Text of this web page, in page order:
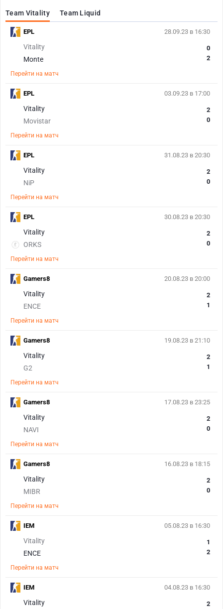
Team Vitality Team Liquid
28.09.23 в 16:30
Vitality
Monte
0
2
Перейти на матч
EPL
03.09.23 в 17:00
Vitality
Movistar
2
0
Перейти на матч
EPL
31.08.23 в 20:30
Vitality
NiP
2
0
Перейти на матч
EPL
30.08.23 в 20:30
Vitality
ORKS
2
0
Перейти на матч
EPL
20.08.23 в 20:00
Vitality
ENCE
2
1
Перейти на матч
Gamers8
19.08.23 в 21:10
Vitality
G2
2
1
Перейти на матч
Gamers8
17.08.23 в 23:25
Vitality
NAVI
2
0
Перейти на матч
Gamers8
16.08.23 в 18:15
Vitality
MIBR
2
0
Перейти на матч
Gamers8
05.08.23 в 16:30
Vitality
ENCE
1
2
Перейти на матч
IEM
04.08.23 в 16:30
Vitality
2
IEM